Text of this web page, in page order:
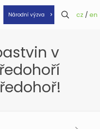
Národní výzva cz / en
v